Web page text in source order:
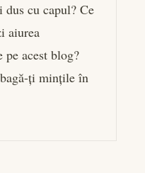
cu capul? Ce
aiurea
acest blog?
ţi minţile în